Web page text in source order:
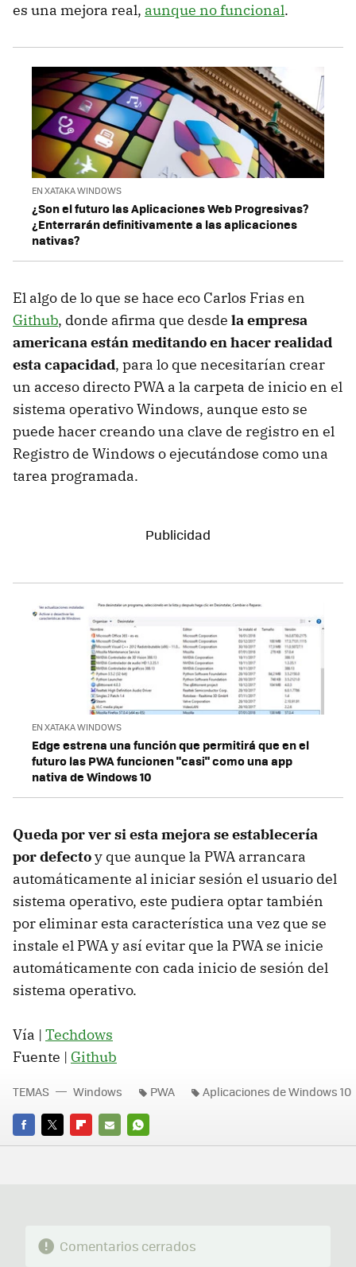
es una mejora real, aunque no funcional.
EN XATAKA WINDOWS
¿Son el futuro las Aplicaciones Web Progresivas?
¿Enterrarán definitivamente a las aplicaciones
nativas?
El algo de lo que se hace eco Carlos Frias en
Github, donde afirma que desde la empresa
americana están meditando en hacer realidad
esta capacidad, para lo que necesitarían crear
un acceso directo PWA a la carpeta de inicio en el
sistema operativo Windows, aunque esto se
puede hacer creando una clave de registro en el
Registro de Windows o ejecutándose como una
tarea programada.
EN XATAKA WINDOWS
Edge estrena una función que permitirá que en el
futuro las PWA funcionen "casi" como una app
nativa de Windows 10
Queda por ver si esta mejora se establecería
por defectoy que aunque la PWA arrancara
automáticamente al iniciar sesión el usuario del
sistema operativo, este pudiera optar también
por eliminar esta característica una vez que se
instale el PWA y así evitar que la PWA se inicie
automáticamente con cada inicio de sesión del
sistema operativo.
Vía | Techdows
Fuente | Github
FACEBOOK
TWITTERFLIPBOARD
E-
WHATSAPP
TEMAS Windows PWA Aplicaciones de Windows 10
Comentarios cerrados